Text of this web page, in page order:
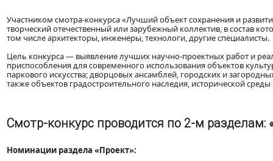
Участником смотра-конкурса «Лучший объект сохранения и
творческий отечественный или зарубежный коллектив, в состав
том числе архитекторы, инженеры, технологи, другие специалисты.
Цель конкурса — выявление лучших научно-проектных работ и
приспособления для современного использования объектов
паркового искусства; дворцовых ансамблей, городских и
также объектов градостроительного наследия, исторической
Смотр-конкурс проводится по 2-м разделам:
Номинации раздела «Проект»: